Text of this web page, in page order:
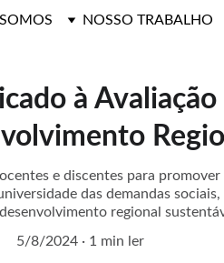
NOSSO TRABALHO
à
e discentes para
das demandas
regional
5/8/2024
1 min ler